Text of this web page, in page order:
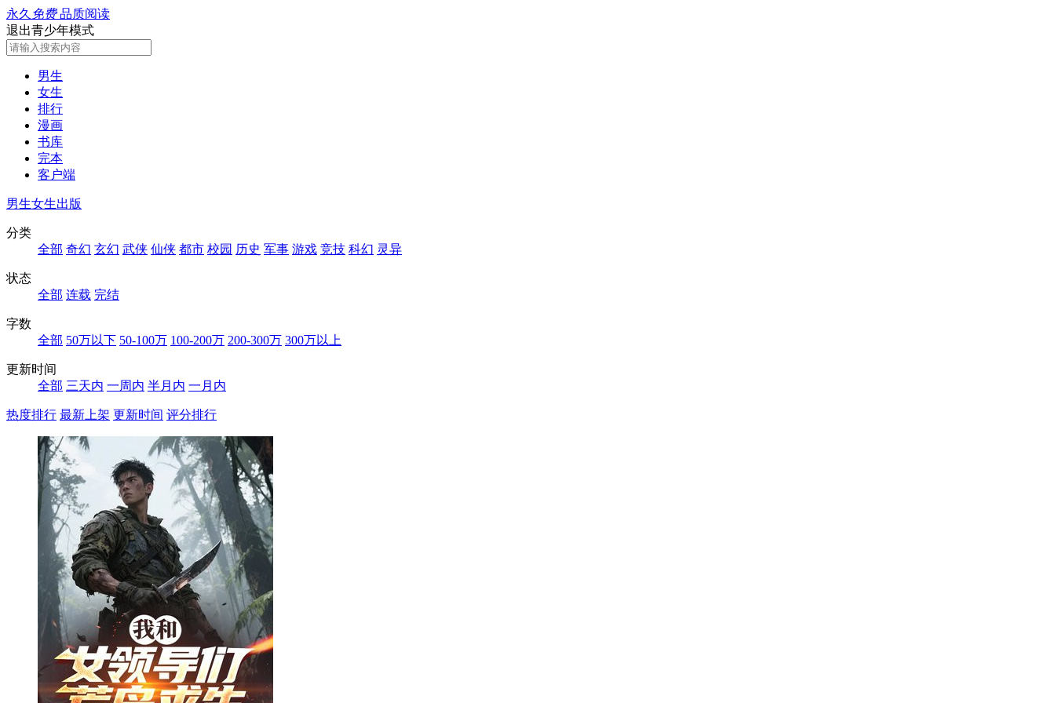
永久 免费品质阅读
退出青少年模式
男生
女生
排行
漫画
书库
完本
客户端
男生女生出版
分类
全部 奇幻 玄幻 武侠 仙侠 都市 校园 历史 军事 游戏 竞技 科幻 灵异
状态
全部 连载 完结
字数
全部 50万以下 50-100万 100-200万 200-300万 300万以上
更新时间
全部 三天内 一周内 半月内 一月内
热度排行 最新上架 更新时间 评分排行